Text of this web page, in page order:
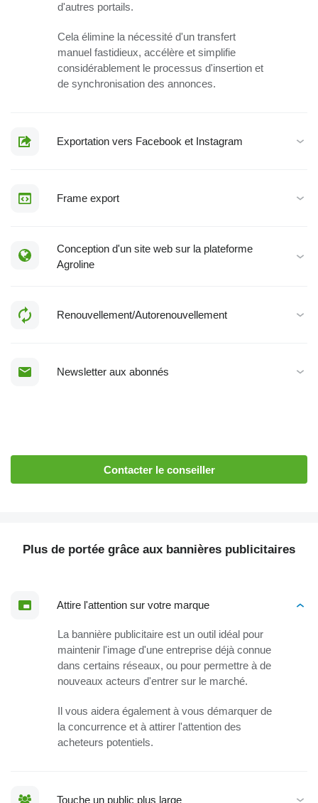
d'autres portails.
Cela élimine la nécessité d'un transfert
manuel fastidieux, accélère et simplifie
considérablement le processus d'insertion et
de synchronisation des annonces.
Exportation vers Facebook et Instagram
Frame export
Conception d'un site web sur la plateforme
Agroline
Renouvellement/Autorenouvellement
Newsletter aux abonnés
Contacter le conseiller
Plus de portée grâce aux bannières publicitaires
Attire l'attention sur votre marque
La bannière publicitaire est un outil idéal pour
maintenir l'image d'une entreprise déjà connue
dans certains réseaux, ou pour permettre à de
nouveaux acteurs d'entrer sur le marché.
Il vous aidera également à vous démarquer de
la concurrence et à attirer l'attention des
acheteurs potentiels.
Touche un public plus large